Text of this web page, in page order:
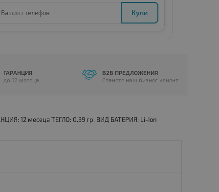
Купи
ГАРАНЦИЯ
до 12 месеца
B2B ПРЕДЛОЖЕНИЯ
Станете наш бизнес клиент
12 месеца ТЕГЛО: 0.39 гр. ВИД БАТЕРИЯ: Li-Ion